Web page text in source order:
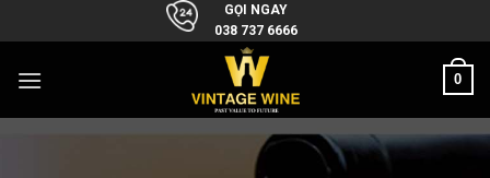
to
GỌI NGAY
038 737 6666
0